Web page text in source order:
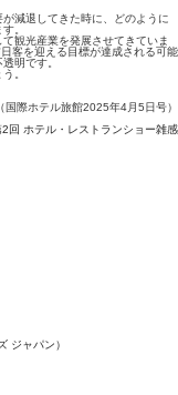
減退してきた時に、どのように
。
観光産業を発展させてきていま
客を迎える目標が達成される可能
明です。
。
（国際ホテル旅館2025年4月5日号）
ホテル・レストランショー雑感
ジャパン）